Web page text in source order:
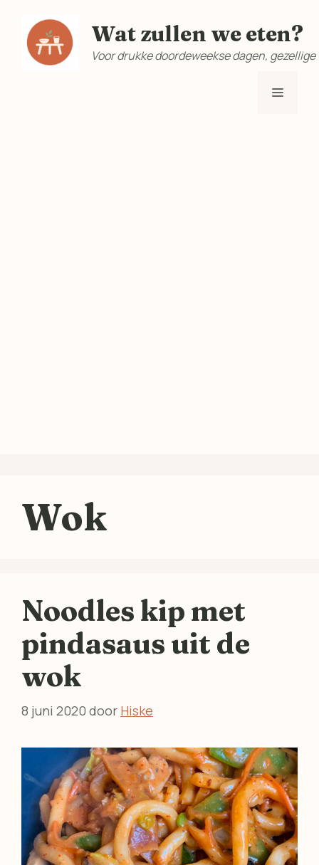
Wat zullen we eten?
Voor drukke doordeweekse dagen,
Menu
Wok
Noodles kip met
pindasaus uit de
wok
8 juni 2020 door Hiske